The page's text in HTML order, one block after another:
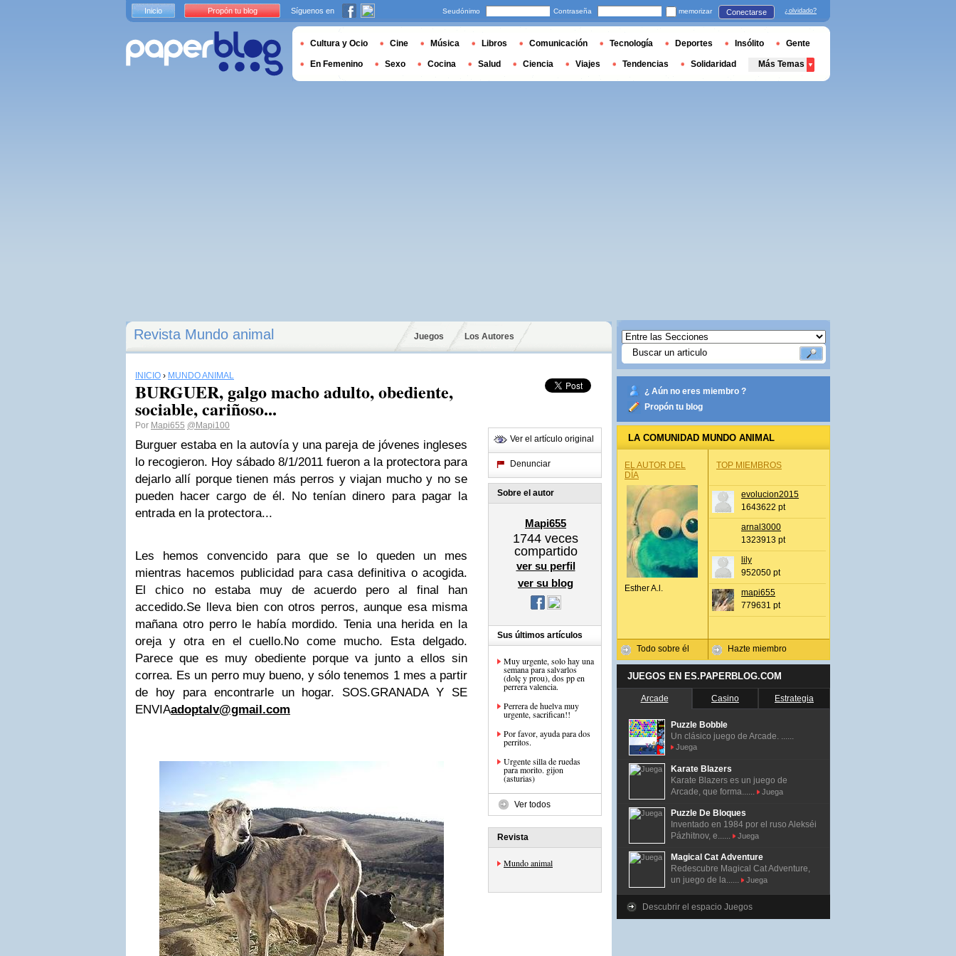
Revista Mundo animal Juegos Los Autores
INICIO › MUNDO ANIMAL
BURGUER, galgo macho adulto, obediente,
sociable, cariñoso...
Por Mapi655 @Mapi100
Burguer estaba en la autovía y una pareja de jóvenes ingleses
lo recogieron. Hoy sábado 8/1/2011 fueron a la protectora para
dejarlo allí porque tienen más perros y viajan mucho y no se
pueden hacer cargo de él. No tenían dinero para pagar la
entrada en la protectora...
Les hemos convencido para que se lo queden un mes
mientras hacemos publicidad para casa definitiva o acogida.
El chico no estaba muy de acuerdo pero al final han
accedido.Se lleva bien con otros perros, aunque esa misma
mañana otro perro le había mordido. Tenia una herida en la
oreja y otra en el cuello.No come mucho. Esta delgado.
Parece que es muy obediente porque va junto a ellos sin
correa. Es un perro muy bueno, y sólo tenemos 1 mes a partir
de hoy para encontrarle un hogar. SOS.GRANADA Y SE
ENVIAadoptalv@gmail.com
Ver el artículo original
Denunciar
Sobre el autor
Mapi655
1744 veces
compartido
ver su perfil
ver su blog
Sus últimos artículos
Muy urgente, solo hay una
semana para salvarlos
(dolç y prou), dos pp en
perrera valencia.
Perrera de huelva muy
urgente, sacrifican!!
Por favor, ayuda para dos
perritos.
Urgente silla de ruedas
para morito. gijon
(asturias)
Ver todos
Revista
Mundo animal
¿ Aún no eres miembro ?
Propón tu blog
LA COMUNIDAD MUNDO ANIMAL
EL AUTOR DEL
DÍA
Esther A.l.
Todo sobre él
TOP MIEMBROS
evolucion2015
1643622 pt
arnal3000
1323913 pt
lily
952050 pt
mapi655
779631 pt
Hazte miembro
JUEGOS EN ES.PAPERBLOG.COM
Arcade Casino Estrategia
Puzzle Bobble
Un clásico juego de Arcade. ......
Juega
Karate Blazers
Karate Blazers es un juego de
Arcade, que forma......
Juega
Puzzle De Bloques
Inventado en 1984 por el ruso Alekséi
Pázhitnov, e......
Juega
Magical Cat Adventure
Redescubre Magical Cat Adventure,
un juego de la......
Juega
Descubrir el espacio Juegos
Inicio Propón tu blog Síguenos en Seudónimo Contraseña memorizar Conectarse ¿olvidado?
Cultura y Ocio Cine Música Libros Comunicación Tecnología Deportes Insólito Gente
En Femenino Sexo Cocina Salud Ciencia Viajes Tendencias Solidaridad Más Temas